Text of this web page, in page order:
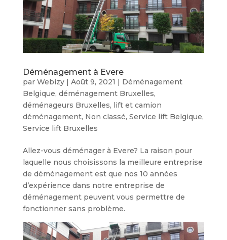
Déménagement à Evere
par Webizy| Août 9, 2021
Déménagement
Belgique, déménagement Bruxelles,
déménageurs Bruxelles, lift et camion
déménagement, Non classé, Service lift Belgique,
Service lift Bruxelles
Allez-vous déménager à Evere? La raison pour
laquelle nous choisissons la meilleure entreprise
de déménagement est que nos 10 années
d’expérience dans notre entreprise de
déménagement peuvent vous permettre de
fonctionner sans problème.